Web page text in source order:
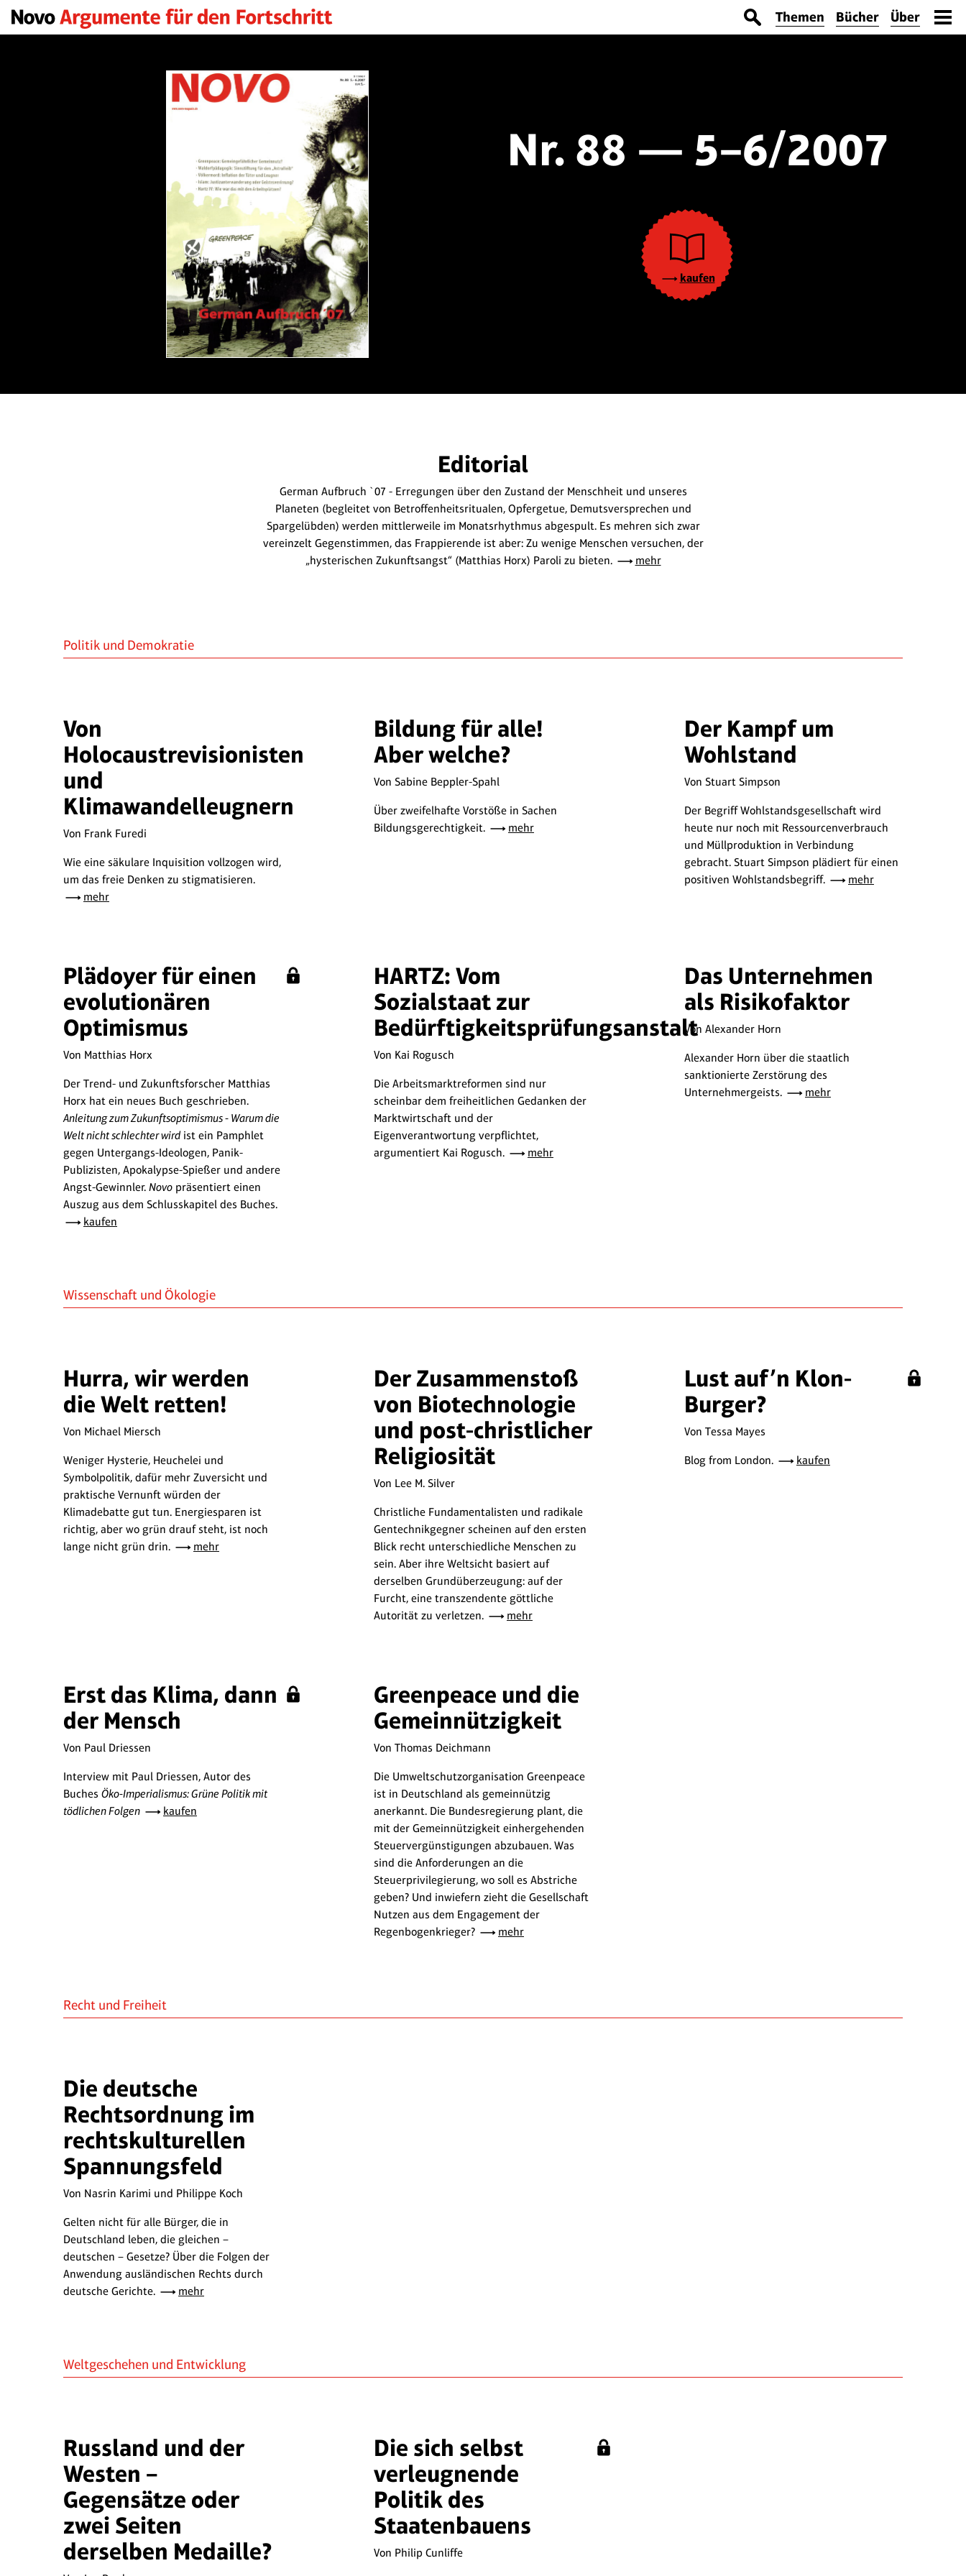
Themen Bücher Über
Nr. 88 — 5–6/2007
kaufen
Editorial
German Aufbruch `07 - Erregungen über den Zustand der Menschheit und unseres
Planeten (begleitet von Betroffenheitsritualen, Opfergetue, Demutsversprechen und
Spargelübden) werden mittlerweile im Monatsrhythmus abgespult. Es mehren sich zwar
vereinzelt Gegenstimmen, das Frappierende ist aber: Zu wenige Menschen versuchen, der
„hysterischen Zukunftsangst“ (Matthias Horx) Paroli zu bieten.
mehr
Politik und Demokratie
Von
Holocaustrevisionisten
und
Klimawandelleugnern
Von Frank Furedi
Wie eine säkulare Inquisition vollzogen wird,
um das freie Denken zu stigmatisieren.
mehr
Bildung für alle!
Aber welche?
Von Sabine Beppler-Spahl
Über zweifelhafte Vorstöße in Sachen
Bildungsgerechtigkeit.
mehr
Der Kampf um
Wohlstand
Von Stuart Simpson
Der Begriff Wohlstandsgesellschaft wird
heute nur noch mit Ressourcenverbrauch
und Müllproduktion in Verbindung
gebracht. Stuart Simpson plädiert für einen
positiven Wohlstandsbegriff.
mehr
Plädoyer für einen
evolutionären
Optimismus
Von Matthias Horx
Der Trend- und Zukunftsforscher Matthias
Horx hat ein neues Buch geschrieben.
Anleitung zum Zukunftsoptimismus - Warum die
Welt nicht schlechter wird ist ein Pamphlet
gegen Untergangs-Ideologen, Panik-
Publizisten, Apokalypse-Spießer und andere
Angst-Gewinnler. Novo präsentiert einen
Auszug aus dem Schlusskapitel des Buches.
kaufen
HARTZ: Vom
Sozialstaat zur
Bedürftigkeitsprüfungsanstalt
Von Kai Rogusch
Die Arbeitsmarktreformen sind nur
scheinbar dem freiheitlichen Gedanken der
Marktwirtschaft und der
Eigenverantwortung verpflichtet,
argumentiert Kai Rogusch.
mehr
Das Unternehmen
als Risikofaktor
Von Alexander Horn
Alexander Horn über die staatlich
sanktionierte Zerstörung des
Unternehmergeists.
mehr
Wissenschaft und Ökologie
Hurra, wir werden
die Welt retten!
Von Michael Miersch
Weniger Hysterie, Heuchelei und
Symbolpolitik, dafür mehr Zuversicht und
praktische Vernunft würden der
Klimadebatte gut tun. Energiesparen ist
richtig, aber wo grün drauf steht, ist noch
lange nicht grün drin.
mehr
Der Zusammenstoß
von Biotechnologie
und post-christlicher
Religiosität
Von Lee M. Silver
Christliche Fundamentalisten und radikale
Gentechnikgegner scheinen auf den ersten
Blick recht unterschiedliche Menschen zu
sein. Aber ihre Weltsicht basiert auf
derselben Grundüberzeugung: auf der
Furcht, eine transzendente göttliche
Autorität zu verletzen.
mehr
Lust auf’n Klon-
Burger?
Von Tessa Mayes
Blog from London. kaufen
Erst das Klima, dann
der Mensch
Von Paul Driessen
Interview mit Paul Driessen, Autor des
Buches Öko-Imperialismus: Grüne Politik mit
tödlichen Folgen
kaufen
Greenpeace und die
Gemeinnützigkeit
Von Thomas Deichmann
Die Umweltschutzorganisation Greenpeace
ist in Deutschland als gemeinnützig
anerkannt. Die Bundesregierung plant, die
mit der Gemeinnützigkeit einhergehenden
Steuervergünstigungen abzubauen. Was
sind die Anforderungen an die
Steuerprivilegierung, wo soll es Abstriche
geben? Und inwiefern zieht die Gesellschaft
Nutzen aus dem Engagement der
Regenbogenkrieger?
mehr
Recht und Freiheit
Die deutsche
Rechtsordnung im
rechtskulturellen
Spannungsfeld
Von Nasrin Karimi und Philippe Koch
Gelten nicht für alle Bürger, die in
Deutschland leben, die gleichen –
deutschen – Gesetze? Über die Folgen der
Anwendung ausländischen Rechts durch
deutsche Gerichte.
mehr
Weltgeschehen und Entwicklung
Russland und der
Westen –
Gegensätze oder
zwei Seiten
derselben Medaille?
Die sich selbst
verleugnende
Politik des
Staatenbauens
Von Philip Cunliffe